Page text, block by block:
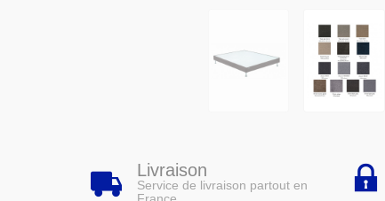
Livraison
Service de livraison partout en